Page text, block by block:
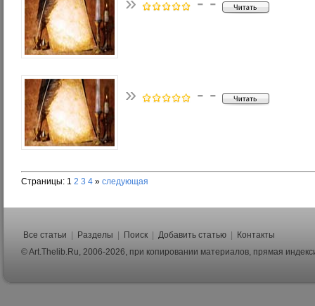
» - -
Страницы: 1 2 3 4 » следующая
Все статьи Разделы Поиск Добавить статью
Контакты
© Art.Thelib.Ru, 2006-2026, при копировании материалов, прямая